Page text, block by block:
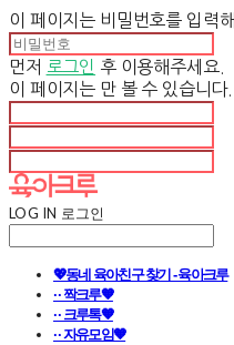
이 페이지는 비밀번호를 입력
먼저 로그인 후 이용해주세요.
이 페이지는 만 볼 수 있습니다.
LOG IN 로그인
💖동네 육아친구 찾기 - 육아크루
· · 짝크루🧡
· · 크루톡🧡
· · 자유모임🧡